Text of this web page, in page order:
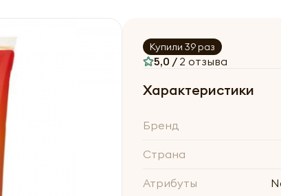
Купили 39 раз
5,0 / 2 отзыва
Характеристики
Бренд
Страна
Атрибуты